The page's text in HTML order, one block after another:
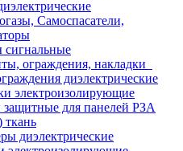
Самоспасатели,
ограждения, накладки
диэлектрические
электроизолирующие
для панелей РЗА
диэлектрические